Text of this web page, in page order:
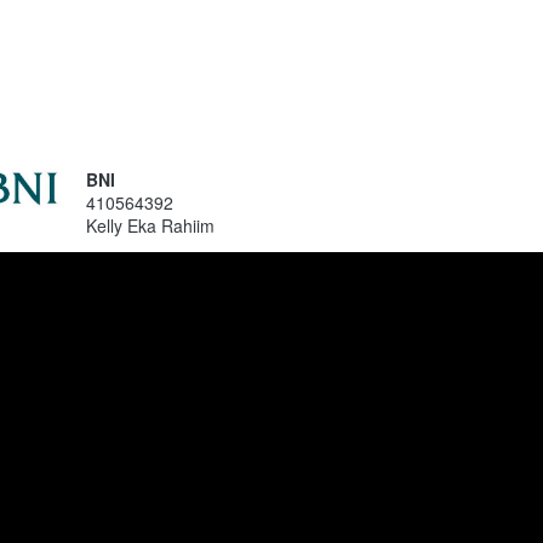
BNI
410564392
Kelly Eka Rahiim